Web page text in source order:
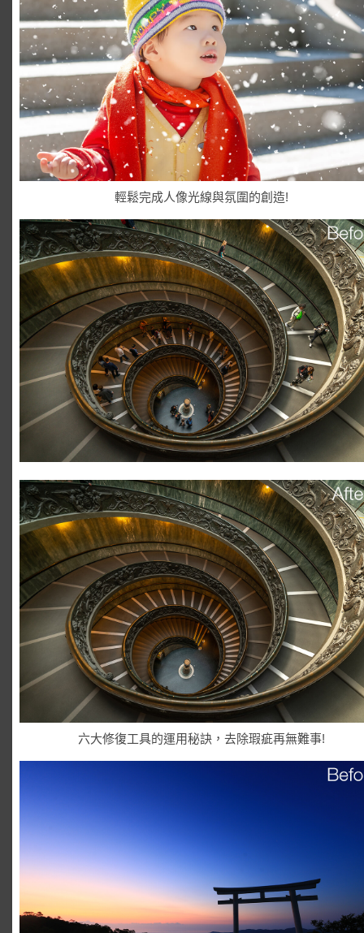
輕鬆完成人像光線與氛圍的創造!
六大修復工具的運用秘訣，去除瑕疵再無難事!